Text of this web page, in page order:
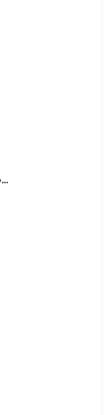
Via Vincenzo Maria Rippo - poeta